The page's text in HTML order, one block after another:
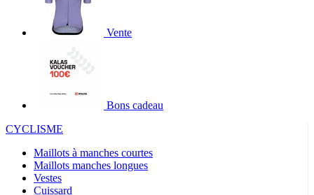
Vente
Bons cadeau
CYCLISME
Maillots à manches courtes
Maillots manches longues
Vestes
Cuissard